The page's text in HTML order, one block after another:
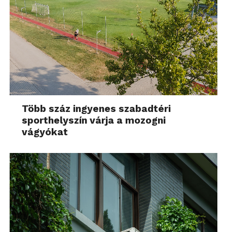
Több száz ingyenes szabadtéri
sporthelyszín várja a mozogni
vágyókat